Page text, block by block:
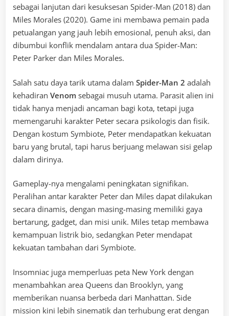
sebagai lanjutan dari kesuksesan Spider-Man (2018) dan
Miles Morales (2020). Game ini membawa pemain pada
petualangan yang jauh lebih emosional, penuh aksi, dan
dibumbui konflik mendalam antara dua Spider-Man:
Peter Parker dan Miles Morales.
Salah satu daya tarik utama dalam Spider-Man 2 adalah
kehadiran Venom sebagai musuh utama. Parasit alien ini
tidak hanya menjadi ancaman bagi kota, tetapi juga
memengaruhi karakter Peter secara psikologis dan fisik.
Dengan kostum Symbiote, Peter mendapatkan kekuatan
baru yang brutal, tapi harus berjuang melawan sisi gelap
dalam dirinya.
Gameplay-nya mengalami peningkatan signifikan.
Peralihan antar karakter Peter dan Miles dapat dilakukan
secara dinamis, dengan masing-masing memiliki gaya
bertarung, gadget, dan misi unik. Miles tetap membawa
kemampuan listrik bio, sedangkan Peter mendapat
kekuatan tambahan dari Symbiote.
Insomniac juga memperluas peta New York dengan
menambahkan area Queens dan Brooklyn, yang
memberikan nuansa berbeda dari Manhattan. Side
mission kini lebih sinematik dan terhubung erat dengan